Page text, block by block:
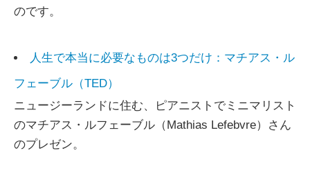
のです。
人生で本当に必要なものは3つだけ：マチアス・ル
フェーブル（TED）
ニュージーランドに住む、ピアニストでミニマリスト
のマチアス・ルフェーブル（Mathias Lefebvre）さん
のプレゼン。